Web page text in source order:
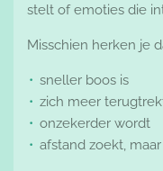
stelt of emoties die
Misschien herken je
sneller boos is
zich meer
onzekerder wordt
afstand zoekt,